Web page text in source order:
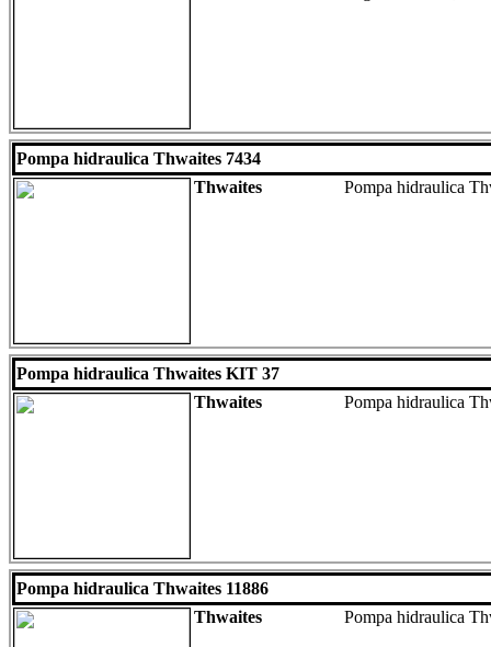
Pompa hidraulica Thwaites 7434
Thwaites
Pompa hidraulica
Pompa hidraulica Thwaites KIT 37
Thwaites
Pompa hidraulica
Pompa hidraulica Thwaites 11886
Thwaites
Pompa hidraulica